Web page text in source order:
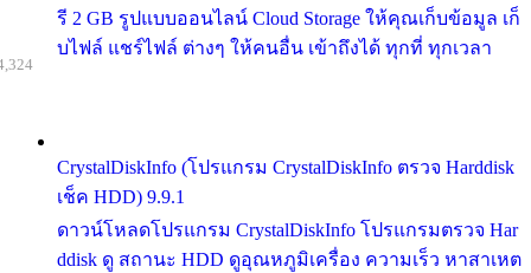
รี 2 GB รูปแบบออนไลน์ Cloud Storage ให้คุณเก็บข้อมูล เก็
บไฟล์ แชร์ไฟล์ ต่างๆ ให้คนอื่น เข้าถึงได้ ทุกที่ ทุกเวลา
CrystalDiskInfo (โปรแกรม CrystalDiskInfo ตรวจ Harddisk
เช็ค HDD) 9.9.1
ดาวน์โหลดโปรแกรม CrystalDiskInfo โปรแกรมตรวจ Har
ddisk ดู สถานะ HDD ดูอุณหภูมิเครื่อง ความเร็ว หาสาเหต